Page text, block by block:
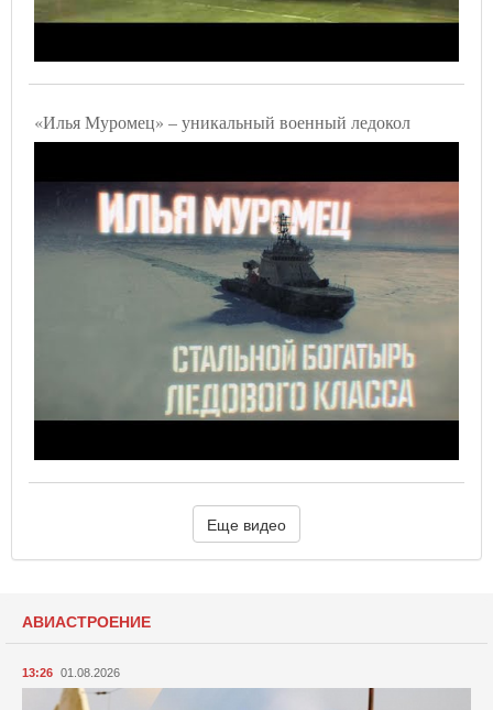
«Илья Муромец» – уникальный военный ледокол
Еще видео
АВИАСТРОЕНИЕ
13:26 01.08.2026